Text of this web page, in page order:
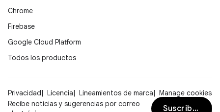
Chrome
Firebase
Google Cloud Platform
Todos los productos
Privacidad Licencia Lineamientos de marca
Manage cookies
Recibe noticias y sugerencias por correo
Suscribirse